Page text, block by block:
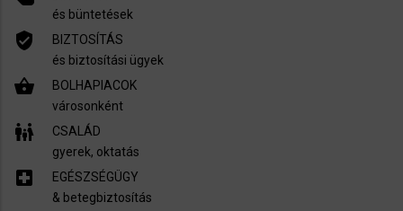
és büntetések
verified_user
BIZTOSÍTÁS
és biztosítási ügyek
shopping_basket
BOLHAPIACOK
városonként
family_restroom
CSALÁD
gyerek, oktatás
local_hospital
EGÉSZSÉGÜGY
​& betegbiztosítás